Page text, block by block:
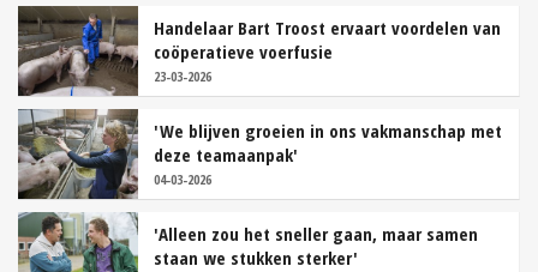
Handelaar Bart Troost ervaart voordelen van
coöperatieve voerfusie
23-03-2026
'We blijven groeien in ons vakmanschap met
deze teamaanpak'
04-03-2026
'Alleen zou het sneller gaan, maar samen
staan we stukken sterker'